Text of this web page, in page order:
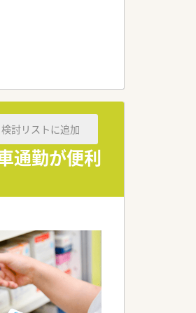
もいるなど男
)を取得。
通勤が便利
検討リストに追加